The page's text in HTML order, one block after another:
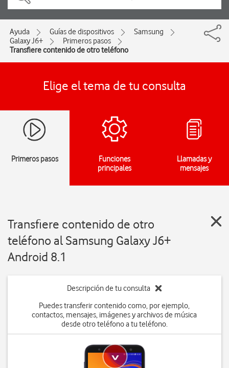
Ayuda Guías de dispositivos
Samsung
Galaxy J6+
Primeros pasos
Transfiere contenido de otro teléfono
Elige el tema de tu consulta
Primeros pasos
Funciones
principales
Llamadas y
mensajes
Transfiere contenido de otro
teléfono al Samsung Galaxy J6+
Android 8.1
Descripción de tu consulta
Puedes transferir contenido como, por ejemplo,
contactos, mensajes, imágenes y archivos de música
desde otro teléfono a tu teléfono.